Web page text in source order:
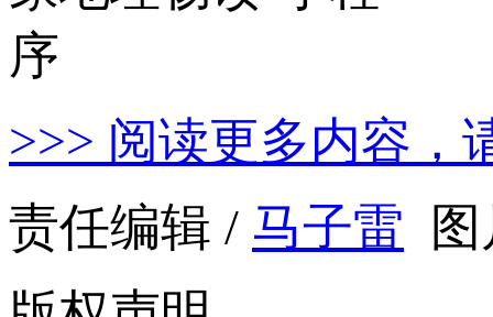
>>> 阅读更多内容，
责任编辑 / 马子雷